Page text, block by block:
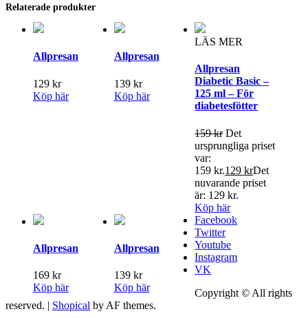
Relaterade produkter
Allpresan
129 kr
Köp här
Allpresan
139 kr
Köp här
LÄS MER
Allpresan
Diabetic Basic –
125 ml – För
diabetesfötter
159kr Det
ursprungliga priset
var:
159 kr.129krDet
nuvarande priset
är: 129 kr.
Köp här
Allpresan
169 kr
Köp här
Allpresan
139 kr
Köp här
Facebook
Twitter
Youtube
Instagram
VK
Copyright © All rights
reserved. | Shopical by AF themes.